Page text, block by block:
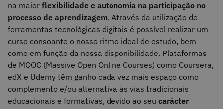
na maior flexibilidade e autonomia na participação no
processo de aprendizagem. Através da utilização de
ferramentas tecnológicas digitais é possível realizar um
curso consoante o nosso ritmo ideal de estudo, bem
como em função da nossa disponibilidade. Plataformas
de MOOC (Massive Open Online Courses) como Coursera,
edX e Udemy têm ganho cada vez mais espaço como
complemento e/ou alternativa às vias tradicionais
educacionais e formativas, devido ao seu carácter